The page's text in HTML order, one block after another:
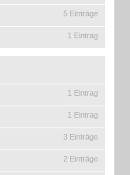
5 Einträge
1 Eintrag
1 Eintrag
1 Eintrag
3 Einträge
2 Einträge